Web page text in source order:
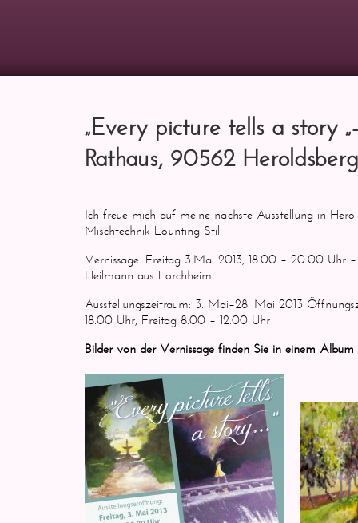
„Every picture tells a story
Rathaus, 90562 Heroldsberg
Ich freue mich auf meine nächste Ausstellung in
Mischtechnik Lounting Stil.
Vernissage: Freitag 3.Mai 2013, 18.00 – 20.00 Uhr
Heilmann aus Forchheim
Ausstellungszeitraum: 3. Mai–28. Mai 2013
18.00 Uhr, Freitag 8.00 – 12.00 Uhr
Bilder von der Vernissage finden Sie in einem